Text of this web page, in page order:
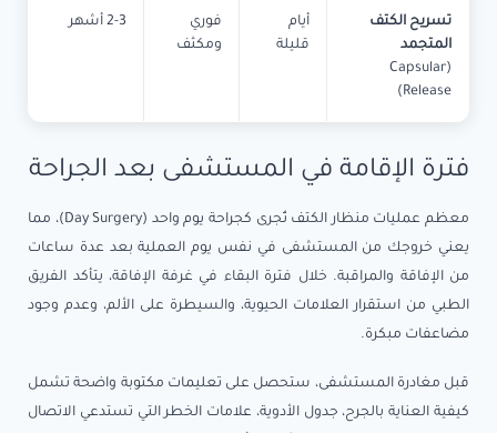
تسريح الكتف
المتجمد
(Capsular
Release)
أيام
قليلة
فوري
ومكثف
2-3 أشهر
فترة الإقامة في المستشفى بعد الجراحة
معظم عمليات منظار الكتف تُجرى كجراحة يوم واحد (Day Surgery)، مما
يعني خروجك من المستشفى في نفس يوم العملية بعد عدة ساعات
من الإفاقة والمراقبة. خلال فترة البقاء في غرفة الإفاقة، يتأكد الفريق
الطبي من استقرار العلامات الحيوية، والسيطرة على الألم، وعدم وجود
مضاعفات مبكرة.
قبل مغادرة المستشفى، ستحصل على تعليمات مكتوبة واضحة تشمل
كيفية العناية بالجرح، جدول الأدوية، علامات الخطر التي تستدعي الاتصال